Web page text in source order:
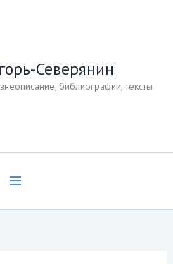
Северянин
библиографии, тексты